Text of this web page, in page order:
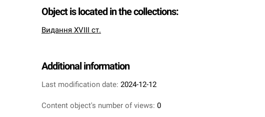
Object is located in the collections:
Видання XVIII ст.
Additional information
Last modification date: 2024-12-12
Content object's number of views: 0